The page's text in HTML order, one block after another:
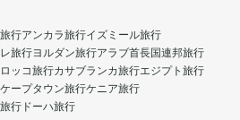
行アンカラ旅行イズミール旅行
旅行ヨルダン旅行アラブ首長国連邦旅行
ッコ旅行カサブランカ旅行エジプト旅行
ケープタウン旅行ケニア旅行
行 ドーハ旅行